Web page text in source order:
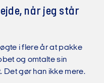
når jeg står
i flere år at pakke
og omtalte sin
gør han ikke mere.